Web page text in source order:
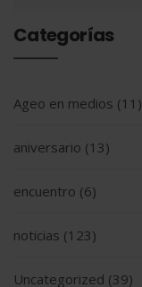
Categorías
Ageo en medios (11)
aniversario (13)
encuentro (6)
noticias (123)
Uncategorized (39)